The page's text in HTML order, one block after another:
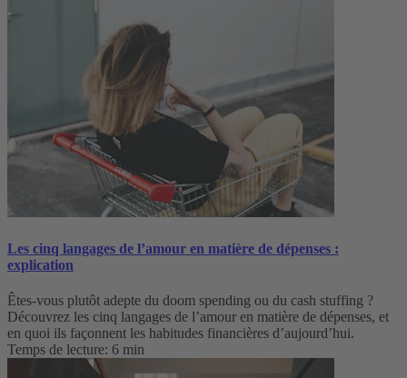
Les cinq langages de l’amour en matière de dépenses :
explication
Êtes-vous plutôt adepte du doom spending ou du cash stuffing ?
Découvrez les cinq langages de l’amour en matière de dépenses, et
en quoi ils façonnent les habitudes financières d’aujourd’hui.
Temps de lecture: 6 min